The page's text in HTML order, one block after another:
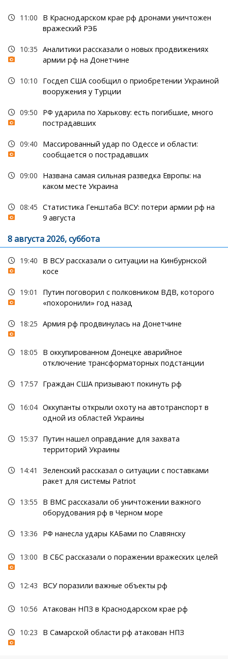
11:00
В Краснодарском крае рф дронами уничтожен
вражеский РЭБ
10:35 Аналитики рассказали о новых продвижениях
армии рф на Донетчине
10:10
Госдеп США сообщил о приобретении Украиной
вооружения у Турции
09:50
РФ ударила по Харькову: есть погибшие, много
пострадавших
09:40
Массированный удар по Одессе и области:
сообщается о пострадавших
09:00
Названа самая сильная разведка Европы: на
каком месте Украина
08:45 Статистика Генштаба ВСУ: потери армии рф на
9 августа
8 августа 2026, суббота
19:40
В ВСУ рассказали о ситуации на Кинбурнской
косе
19:01
Путин поговорил с полковником ВДВ, которого
«похоронили» год назад
18:25 Армия рф продвинулась на Донетчине
18:05
В оккупированном Донецке аварийное
отключение трансформаторных подстанции
17:57 Граждан США призывают покинуть рф
16:04 Оккупанты открыли охоту на автотранспорт в
одной из областей Украины
15:37 Путин нашел оправдание для захвата
территорий Украины
14:41
Зеленский рассказал о ситуации с поставками
ракет для системы Patriot
13:55
В ВМС рассказали об уничтожении важного
оборудования рф в Черном море
13:36 РФ нанесла удары КАБами по Славянску
13:00 В СБС рассказали о поражении вражеских целей
12:43 ВСУ поразили важные объекты рф
10:56 Атакован НПЗ в Краснодарском крае рф
10:23 В Самарской области рф атакован НПЗ